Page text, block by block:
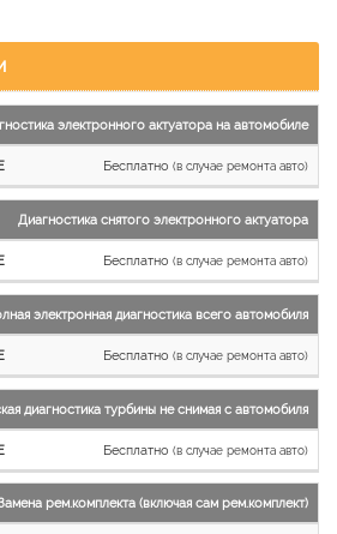
электронного актуатора на автомобиле
Бесплатно (в случае ремонта авто)
Диагностика снятого электронного актуатора
Бесплатно (в случае ремонта авто)
электронная диагностика всего автомобиля
Бесплатно (в случае ремонта авто)
диагностика турбины не снимая с автомобиля
Бесплатно (в случае ремонта авто)
рем.комплекта (включая сам рем.комплект)